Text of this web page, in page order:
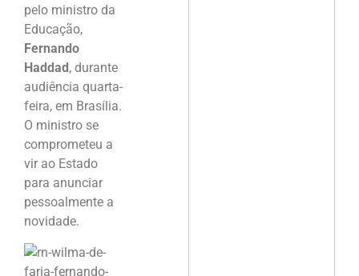
pelo ministro da
Educação,
Fernando
Haddad , durante
audiência quarta-
feira, em Brasília.
O ministro se
comprometeu a
vir ao Estado
para anunciar
pessoalmente a
novidade.